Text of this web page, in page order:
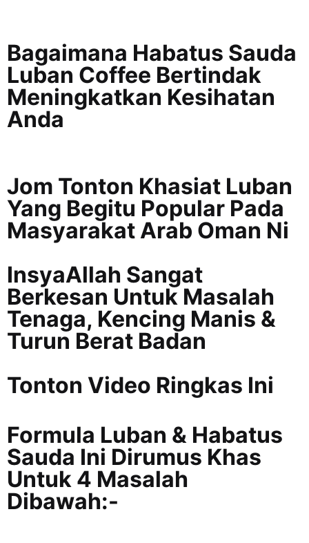
Bagaimana Habatus Sauda
Luban Coffee Bertindak
Meningkatkan Kesihatan
Anda
Jom Tonton Khasiat Luban
Yang Begitu Popular Pada
Masyarakat Arab Oman Ni
InsyaAllah Sangat
Berkesan Untuk Masalah
Tenaga, Kencing Manis &
Turun Berat Badan
Tonton Video Ringkas Ini
Formula Luban & Habatus
Sauda Ini Dirumus Khas
Untuk 4 Masalah
Dibawah:-